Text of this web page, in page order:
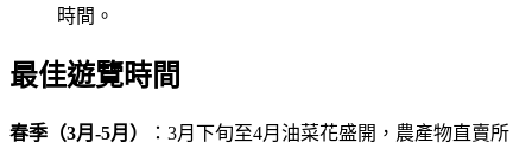
時間。
最佳遊覽時間
春季（3月-5月）
：3月下旬至4月油菜花盛開，農產物直賣所